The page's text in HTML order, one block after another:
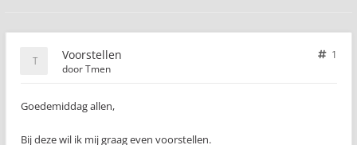
Voorstellen
1
doorTmen
Goedemiddag allen,
Bij deze wil ik mij graag even voorstellen.